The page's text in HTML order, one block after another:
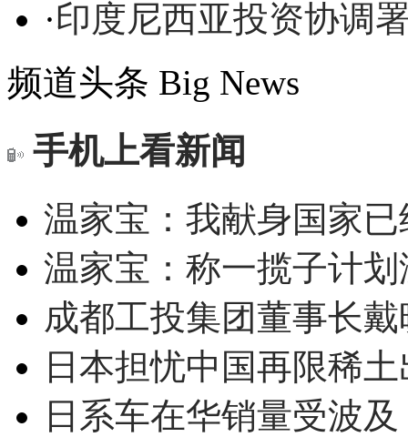
·印度尼西亚投资协调
频道头条 Big News
手机上看新闻
温家宝：我献身国家
温家宝：称一揽子计
成都工投集团董事长
日本担忧中国再限稀
日系车在华销量受波